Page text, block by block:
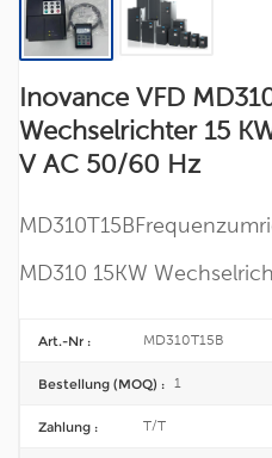
Inovance VFD
Wechselrichter 15
V AC 50/60 Hz
MD310T15B
MD310 15KW
Art.-Nr : MD310T15B
Bestellung (MOQ) : 1
Zahlung : T/T